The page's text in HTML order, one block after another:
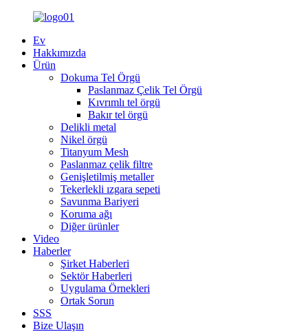
Ev
Hakkımızda
Ürün
Dokuma Tel Örgü
Paslanmaz Çelik Tel Örgü
Kıvrımlı tel örgü
Bakır tel örgü
Delikli metal
Nikel örgü
Titanyum Mesh
Paslanmaz çelik filtre
Genişletilmiş metaller
Tekerlekli ızgara sepeti
Savunma Bariyeri
Koruma ağı
Diğer ürünler
Video
Haberler
Şirket Haberleri
Sektör Haberleri
Uygulama Örnekleri
Ortak Sorun
SSS
Bize Ulaşın